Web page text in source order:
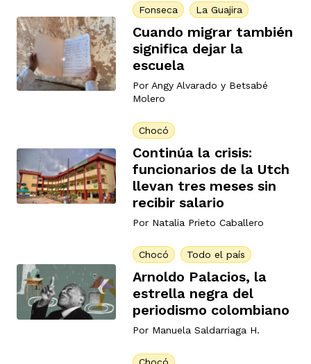
Fonseca La Guajira
Cuando migrar también
significa dejar la
escuela
Por Angy Alvarado y Betsabé
Molero
Chocó
Continúa la crisis:
funcionarios de la Utch
llevan tres meses sin
recibir salario
Por Natalia Prieto Caballero
Chocó Todo el país
Arnoldo Palacios, la
estrella negra del
periodismo colombiano
Por Manuela Saldarriaga H.